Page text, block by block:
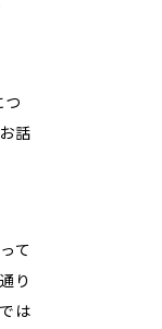
つ
話
て
り
は